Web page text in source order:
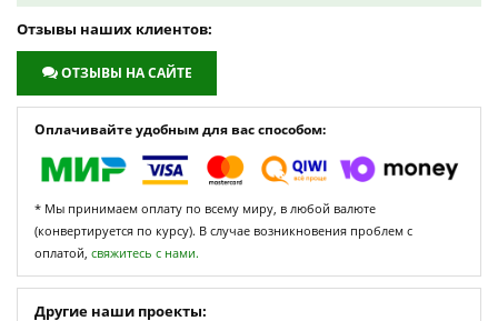
Отзывы наших клиентов:
ОТЗЫВЫ НА САЙТЕ
Оплачивайте удобным для вас способом:
* Мы принимаем оплату по всему миру, в любой валюте
(конвертируется по курсу). В случае возникновения проблем с
оплатой, свяжитесь с нами.
Другие наши проекты: